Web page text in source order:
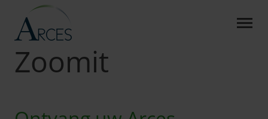
Skip to Main Content
ZOOMIT - ARCES
Arces Wettelijke Informatie
Zoomit